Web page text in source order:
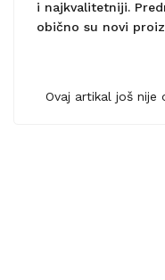
i najkvalitetniji.
obično su novi
Ovaj artikal još nije